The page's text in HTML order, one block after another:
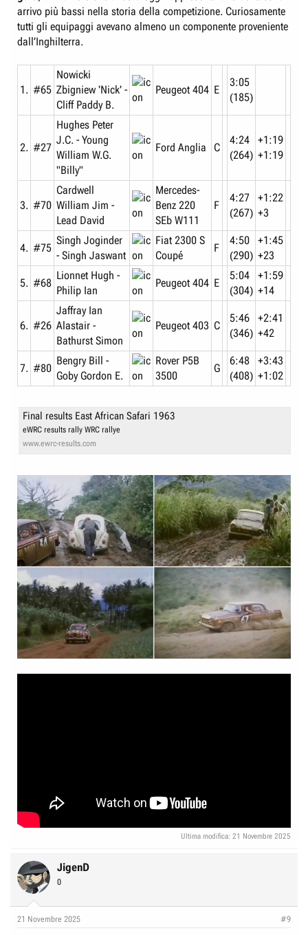
arrivo più bassi nella storia della competizione. Curiosamente
tutti gli equipaggi avevano almeno un componente proveniente
dall’Inghilterra.
1. #65
Nowicki
Zbigniew 'Nick' -
Cliff Paddy B.
Peugeot 404 E
3:05
(185)
2. #27
Hughes Peter
J.C. - Young
William W.G.
"Billy"
Ford Anglia C
4:24
(264)
+1:19
+1:19
3. #70
Cardwell
William Jim -
Lead David
Mercedes-
Benz 220
SEb W111
F
4:27
(267)
+1:22
+3
4. #75
Singh Joginder
- Singh Jaswant
Fiat 2300 S
Coupé
F
4:50
(290)
+1:45
+23
5. #68
Lionnet Hugh -
Philip Ian
Peugeot 404 E
5:04
(304)
+1:59
+14
6. #26
Jaffray Ian
Alastair -
Bathurst Simon
Peugeot 403 C
5:46
(346)
+2:41
+42
7. #80
Bengry Bill -
Goby Gordon E.
Rover P5B
3500
G
6:48
(408)
+3:43
+1:02
Final results East African Safari 1963
eWRC results rally WRC rallye
www.ewrc-results.com
Ultima modifica: 21 Novembre 2025
JigenD
0
21 Novembre 2025 #9